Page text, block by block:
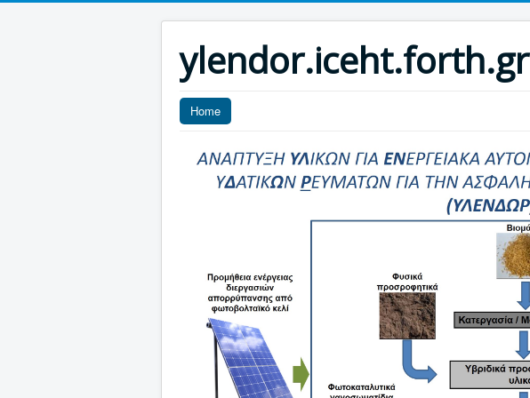
ylendor.iceht.forth.gr
Home